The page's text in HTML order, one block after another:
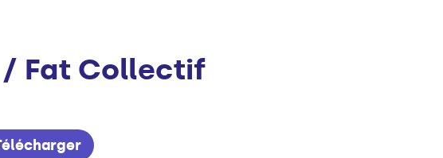
Fat Collectif